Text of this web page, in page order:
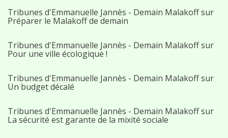
Tribunes d'Emmanuelle Jannès - Demain Malakoffsur
Préparer le Malakoff de demain
Tribunes d'Emmanuelle Jannès - Demain Malakoffsur
Pour une ville écologique !
Tribunes d'Emmanuelle Jannès - Demain Malakoffsur
Un budget décalé
Tribunes d'Emmanuelle Jannès - Demain Malakoffsur
La sécurité est garante de la mixité sociale